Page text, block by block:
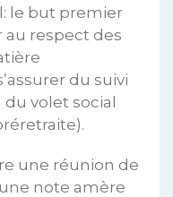
le but premier
au respect des
du suivi
volet social
une réunion de
note amère